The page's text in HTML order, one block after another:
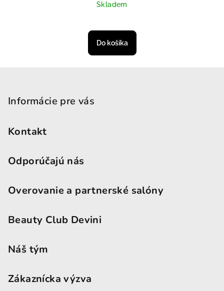
Skladem
Do košíka
Informácie pre vás
Kontakt
Odporúčajú nás
Overovanie a partnerské salóny
Beauty Club Devini
Náš tým
Zákaznícka výzva